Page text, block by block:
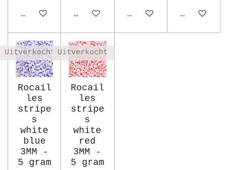
In winkelwagenIn winkelwagenIn winkelwagen
In
Uitverkocht
Rocail
les
stripe
s
white
blue
3MM -
5 gram
Uitverkocht
Rocail
les
stripe
s
white
red
3MM -
5 gram